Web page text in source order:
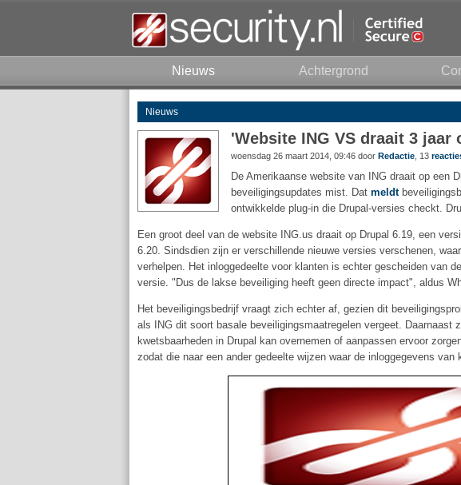
Nieuws Achtergrond
Nieuws
'Website ING VS draait 3 jaar
woensdag 26 maart 2014, 09:46 door Redactie , 13
De Amerikaanse website van ING draait op een
beveiligingsupdates mist. Dat meldt
ontwikkelde plug-in die Drupal-versies checkt.
Een groot deel van de website ING.us draait op Drupal 6.19, een
6.20. Sindsdien zijn er verschillende nieuwe versies verschenen,
verhelpen. Het inloggedeelte voor klanten is echter gescheiden van
versie. "Dus de lakse beveiliging heeft geen directe impact", aldus
Het beveiligingsbedrijf vraagt zich echter af, gezien dit
als ING dit soort basale beveiligingsmaatregelen vergeet. Daarnaast
kwetsbaarheden in Drupal kan overnemen of aanpassen ervoor
zodat die naar een ander gedeelte wijzen waar de inloggegevens van